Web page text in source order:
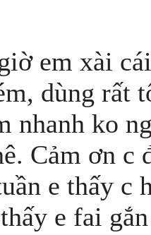
em xài
dùng rất
nhanh ko
Cảm ơn c
e thấy c
e fai